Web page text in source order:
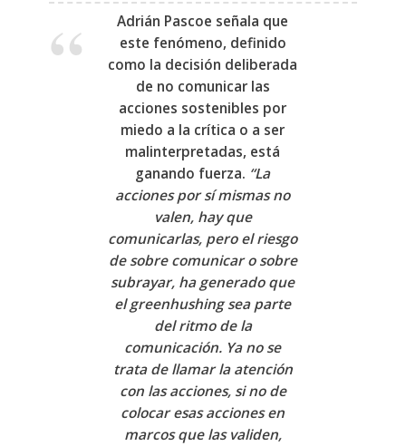
Adrián Pascoe señala que
este fenómeno, definido
como la decisión deliberada
de no comunicarlas
acciones sostenibles por
miedo a la crítica o a ser
malinterpretadas, está
ganando fuerza. “La
acciones por sí mismas no
valen, hay que
comunicarlas, pero el riesgo
de sobre comunicar o sobre
subrayar, ha generado que
el greenhushing sea parte
del ritmo de la
comunicación. Ya no se
trata de llamar la atención
con las acciones, si no de
colocar esas acciones en
marcos que las validen,